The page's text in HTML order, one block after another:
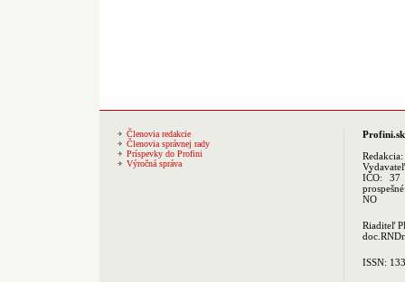
Členovia redakcie
Členovia správnej rady
Príspevky do Profini
Výročná správa
Profini.sk
Redakcia:
IČO: 37
NO
Riaditeľ
ISSN: